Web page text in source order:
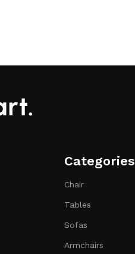
Categories​
Chair
Tables
Sofas
Armchairs